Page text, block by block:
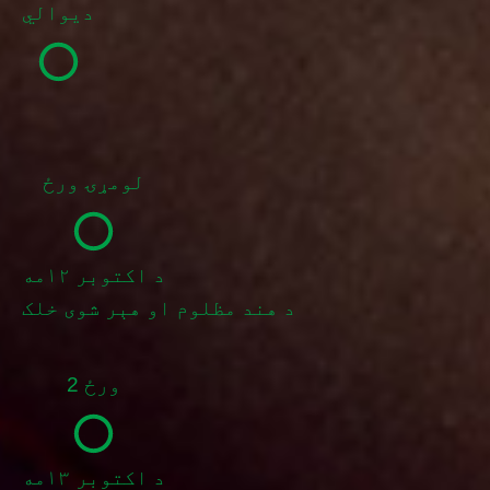
دیوالي
لومړۍ ورځ
د اکتوبر ۱۲مه
د هند مظلوم او هېر شوی خلک
ورځ 2
د اکتوبر ۱۳مه